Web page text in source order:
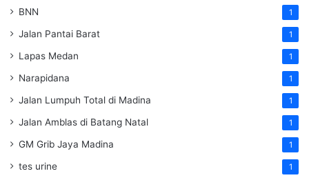
BNN 1
Jalan Pantai Barat 1
Lapas Medan 1
Narapidana 1
Jalan Lumpuh Total di Madina 1
Jalan Amblas di Batang Natal 1
GM Grib Jaya Madina 1
tes urine 1